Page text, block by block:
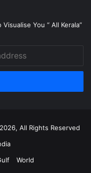
You “ All Kerala”
All Rights Reserved
World